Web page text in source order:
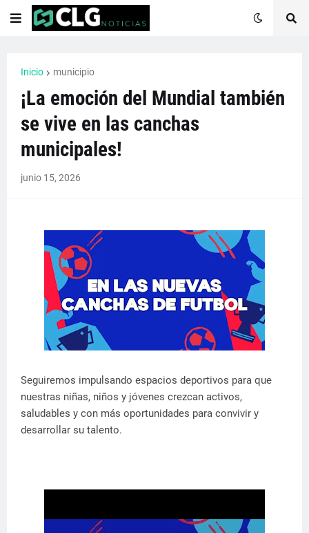
Inicio municipio
¡La emoción del Mundial también
se vive en las canchas
municipales!
junio 15, 2026
Seguiremos impulsando espacios deportivos para que
nuestras niñas, niños y jóvenes crezcan activos,
saludables y con más oportunidades para convivir y
desarrollar su talento.